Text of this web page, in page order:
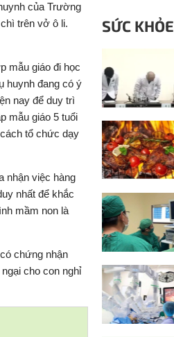
của Trường
trên vở ô li.
mẫu giáo đi học
huynh đang có ý
nay để duy trì
mẫu giáo 5 tuổi
tổ chức dạy
nhận việc hàng
nhất để khắc
mầm non là
chứng nhận
cho con nghỉ
SỨC KHỎE